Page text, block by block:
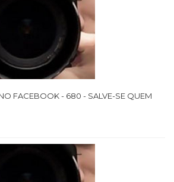
FACEBOOK - 680 - SALVE-SE QUEM